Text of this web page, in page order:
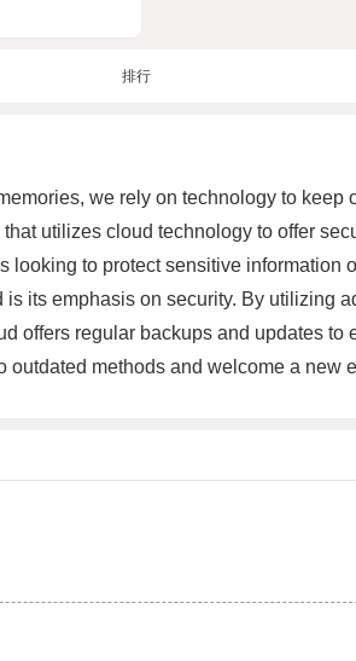
排行
we rely on technology to keep
utilizes cloud technology to offer
looking to protect sensitive information
its emphasis on security. By utilizing
offers regular backups and updates to
methods and welcome a new